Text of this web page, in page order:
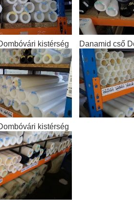
kistérség Danamid cső
kistérség